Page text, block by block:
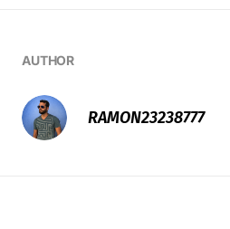
AUTHOR
RAMON23238777